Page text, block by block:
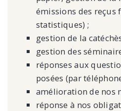
émissions des reçus
statistiques) ;
gestion de la
gestion des
réponses aux
posées (par
amélioration de nos
réponse à nos